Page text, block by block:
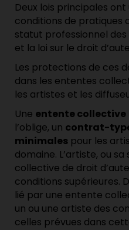
Deux lois principales
conditions de pratiques
statut professionnel
et la loi sur le droit
Les protections de ces
dans les ententes
les artistes et les
Une entente collective
l’oblige, un contrat-
minimales pour les
domaine. L’artiste, ou
collective de droit
conditions supérieures.
lié par une entente
un ou une artiste des
celles prévues dans